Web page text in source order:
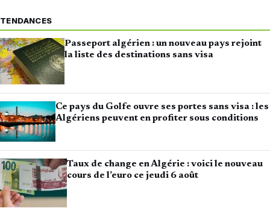
TENDANCES
Passeport algérien : un nouveau pays rejoint
la liste des destinations sans visa
Ce pays du Golfe ouvre ses portes sans visa : les
Algériens peuvent en profiter sous conditions
Taux de change en Algérie : voici le nouveau
cours de l’euro ce jeudi 6 août